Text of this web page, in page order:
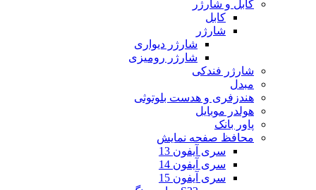
کابل و شارژر
کابل
شارژر
شارژر دیواری
شارژر رومیزی
شارژر فندکی
مبدل
هندزفری و هدست بلوتوثی
هولدر موبایل
پاور بانک
محافظ صفحه نمایش
سری آیفون 13
سری آیفون 14
سری آیفون 15